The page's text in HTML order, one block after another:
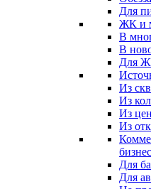
Для
ЖК и
В
В
Для
Из
Из
Из
Из
Для
Для